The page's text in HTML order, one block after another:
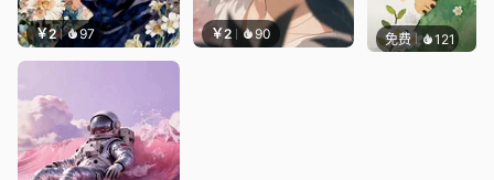
￥2 97 ￥2 90 免费 121渔小小